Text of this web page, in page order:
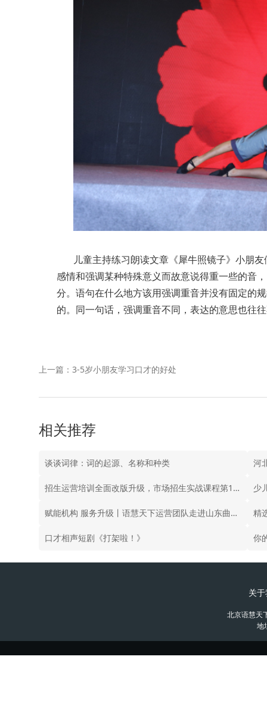
儿童主持练习朗读文章《犀牛照镜子》小朋
感情和强调某种特殊意义而故意说得重一些的音
分。语句在什么地方该用强调重音并没有固定的
的。同一句话，强调重音不同，表达的意思也往
上一篇：3-5岁小朋友学习口才的好处
相关推荐
谈谈词律：词的起源、名称和种类 河
招生运营培训全面改版升级，市场招生实战课程第1期报名开启 少
赋能机构 服务升级丨语慧天下运营团队走进山东曲阜合作校 精
口才相声短剧《打架啦！》 你
关
北京语慧天
地